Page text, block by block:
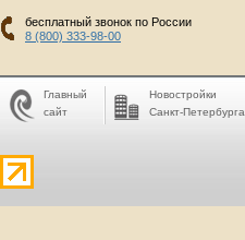
бесплатный звонок по России
8 (800) 333-98-00
Главный
сайт
Новостройки
Санкт-Петербурга